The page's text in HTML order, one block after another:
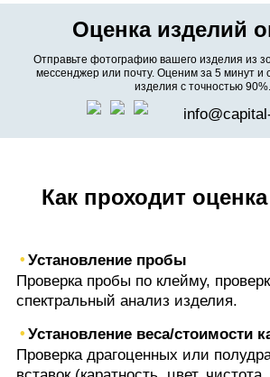
Оценка изделий
Отправьте фотографию вашего изделия из
мессенджер или почту. Оценим за 5 минут и
изделия с точностью 90%.
Как проходит
Установление пробы
Проверка пробы по клейму,
спектральный анализ изделия.
Установление веса/стоимости
Проверка драгоценных или